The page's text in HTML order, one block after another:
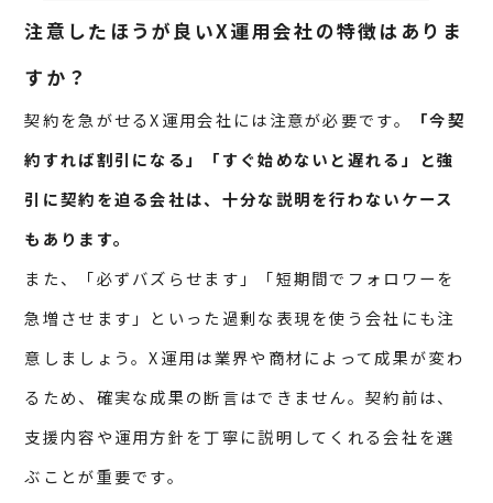
注意したほうが良いX運用会社の特徴はありま
すか？
契約を急がせるX運用会社には注意が必要です。
「今契
約すれば割引になる」「すぐ始めないと遅れる」と強
引に契約を迫る会社は、十分な説明を行わないケース
もあります。
また、「必ずバズらせます」「短期間でフォロワーを
急増させます」といった過剰な表現を使う会社にも注
意しましょう。X運用は業界や商材によって成果が変わ
るため、確実な成果の断言はできません。契約前は、
支援内容や運用方針を丁寧に説明してくれる会社を選
ぶことが重要です。